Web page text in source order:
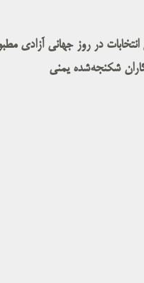
در روز جهانی آزادی
شکنجه‌شده یمنی